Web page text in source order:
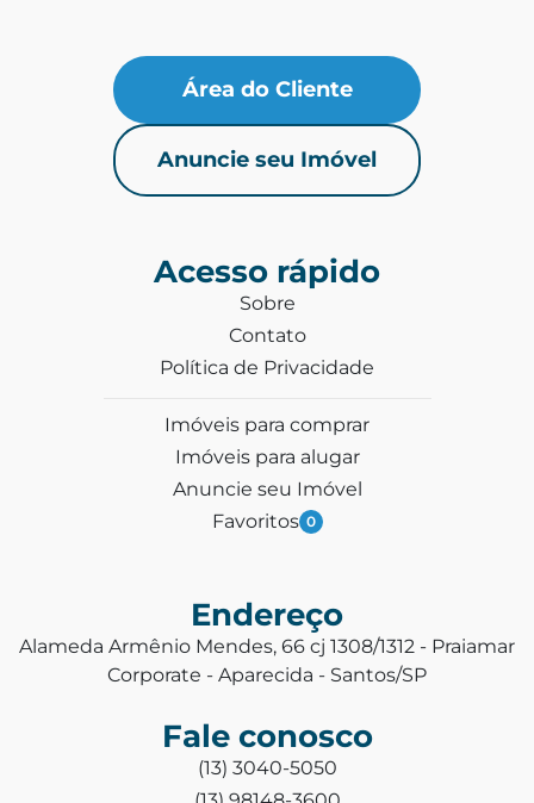
Área do Cliente
Anuncie seu Imóvel
Acesso rápido
Sobre
Contato
Política de Privacidade
Imóveis para comprar
Imóveis para alugar
Anuncie seu Imóvel
Favoritos 0
Endereço
Alameda Armênio Mendes, 66 cj 1308/1312 - Praiamar
Corporate - Aparecida - Santos/SP
Fale conosco
(13) 3040-5050